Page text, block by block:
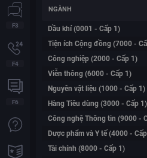
NGÀNH
Dầu khí (0001 - Cấp 1)
Công nghiệp (2000 - Cấp 1)
Viễn thông (6000 - Cấp 1)
Nguyên vật liệu (1000 - Cấp 1)
Hàng Tiêu dùng (3000 - Cấp 1)
Dược phẩm và Y tế (4000 -
Tài chính (8000 - Cấp 1)